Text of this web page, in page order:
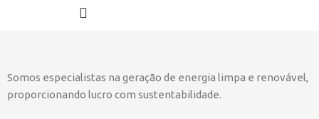
Somos especialistas na geração de energia limpa e renovável,
proporcionando lucro com sustentabilidade.